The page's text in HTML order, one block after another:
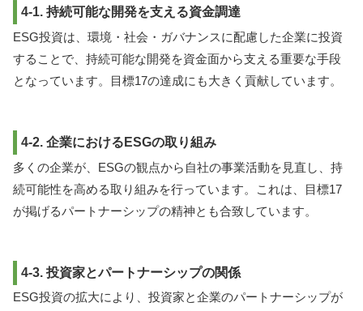
4-1. 持続可能な開発を支える資金調達
ESG投資は、環境・社会・ガバナンスに配慮した企業に投資
することで、持続可能な開発を資金面から支える重要な手段
となっています。目標17の達成にも大きく貢献しています。
4-2. 企業におけるESGの取り組み
多くの企業が、ESGの観点から自社の事業活動を見直し、持
続可能性を高める取り組みを行っています。これは、目標17
が掲げるパートナーシップの精神とも合致しています。
4-3. 投資家とパートナーシップの関係
ESG投資の拡大により、投資家と企業のパートナーシップが